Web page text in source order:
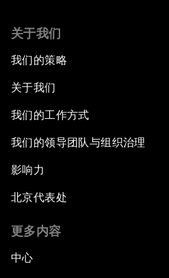
关于我们
我们的策略
关于我们
我们的工作方式
我们的领导团队与组织治理
影响力
北京代表处
更多内容
中心